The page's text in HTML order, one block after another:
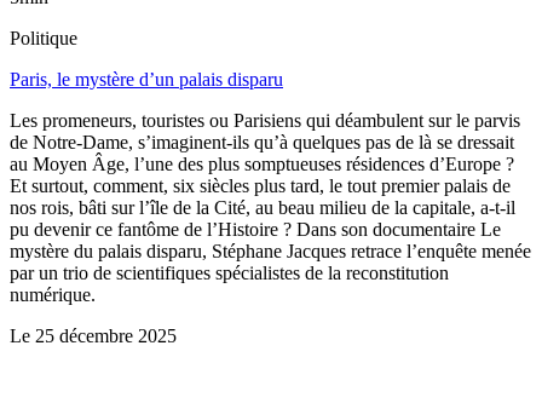
Politique
Paris, le mystère d’un palais disparu
Les promeneurs, touristes ou Parisiens qui déambulent sur le parvis
de Notre-Dame, s’imaginent-ils qu’à quelques pas de là se dressait
au Moyen Âge, l’une des plus somptueuses résidences d’Europe ?
Et surtout, comment, six siècles plus tard, le tout premier palais de
nos rois, bâti sur l’île de la Cité, au beau milieu de la capitale, a-t-il
pu devenir ce fantôme de l’Histoire ? Dans son documentaire Le
mystère du palais disparu, Stéphane Jacques retrace l’enquête menée
par un trio de scientifiques spécialistes de la reconstitution
numérique.
Le 25 décembre 2025